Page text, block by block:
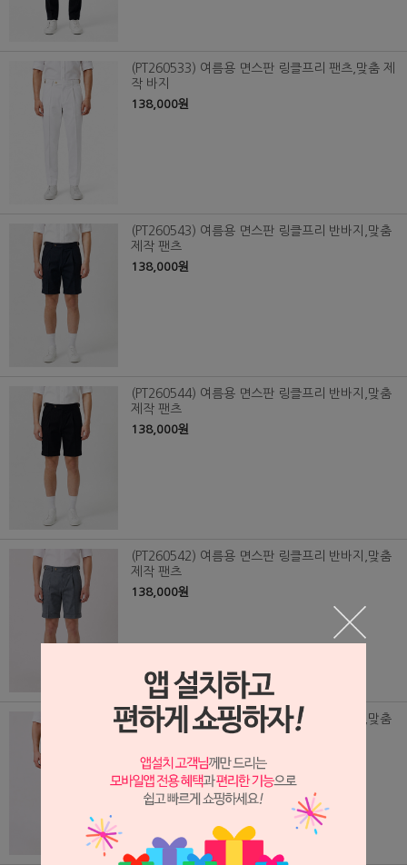
(PT260533) 여름용 면스판 링클프리 팬츠,맞춤 제
작 바지
138,000원
(PT260543) 여름용 면스판 링클프리 반바지,맞춤
제작 팬츠
138,000원
(PT260544) 여름용 면스판 링클프리 반바지,맞춤
제작 팬츠
138,000원
(PT260542) 여름용 면스판 링클프리 반바지,맞춤
제작 팬츠
138,000원
(PT260541) 여름용 면스판 링클프리 반바지,맞춤
제작 팬츠
138,000원